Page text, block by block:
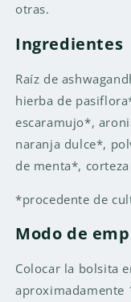
15
BOLS
otras.
Ingredientes
Raíz de
hierba de
escaramujo*,
naranja dulce*,
de menta*,
*procedente de
Modo de
Colocar la bolsita
aproximadamente